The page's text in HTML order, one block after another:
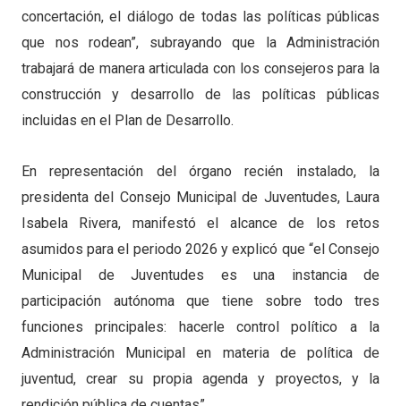
concertación, el diálogo de todas las políticas públicas
que nos rodean”, subrayando que la Administración
trabajará de manera articulada con los consejeros para la
construcción y desarrollo de las políticas públicas
incluidas en el Plan de Desarrollo.
En representación del órgano recién instalado, la
presidenta del Consejo Municipal de Juventudes, Laura
Isabela Rivera, manifestó el alcance de los retos
asumidos para el periodo 2026 y explicó que “el Consejo
Municipal de Juventudes es una instancia de
participación autónoma que tiene sobre todo tres
funciones principales: hacerle control político a la
Administración Municipal en materia de política de
juventud, crear su propia agenda y proyectos, y la